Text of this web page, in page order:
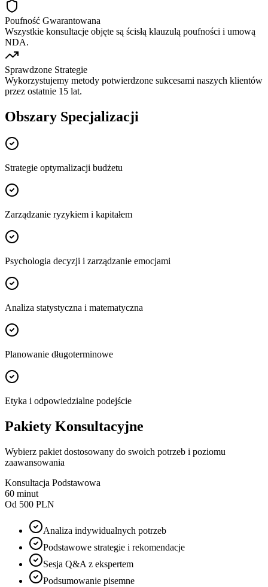
Poufność Gwarantowana
Wszystkie konsultacje objęte są ścisłą klauzulą poufności i umową
NDA.
Sprawdzone Strategie
Wykorzystujemy metody potwierdzone sukcesami naszych klientów
przez ostatnie 15 lat.
Obszary Specjalizacji
Strategie optymalizacji budżetu
Zarządzanie ryzykiem i kapitałem
Psychologia decyzji i zarządzanie emocjami
Analiza statystyczna i matematyczna
Planowanie długoterminowe
Etyka i odpowiedzialne podejście
Pakiety Konsultacyjne
Wybierz pakiet dostosowany do swoich potrzeb i poziomu
zaawansowania
Konsultacja Podstawowa
60 minut
Od 500 PLN
Analiza indywidualnych potrzeb
Podstawowe strategie i rekomendacje
Sesja Q&A z ekspertem
Podsumowanie pisemne